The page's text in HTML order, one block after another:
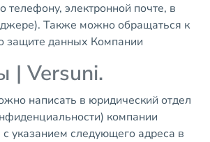
телефону, электронной почте, в
Также можно обращаться к
защите данных Компании
| Versuni.
написать в юридический отдел
компании
указанием следующего адреса в